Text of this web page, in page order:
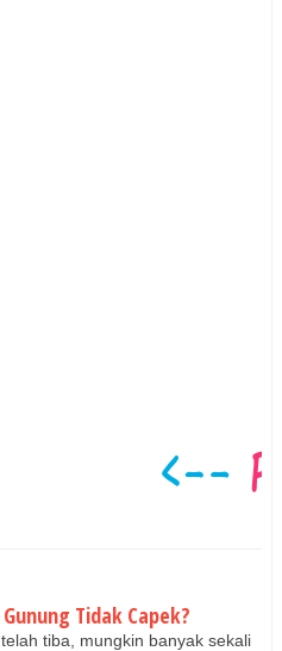
Tidak Capek?
tiba, mungkin banyak sekali